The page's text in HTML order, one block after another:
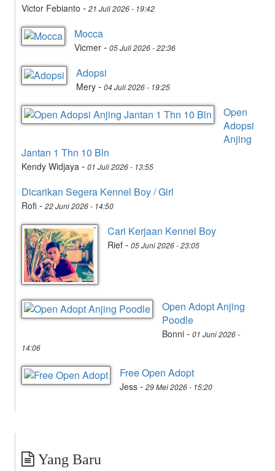
Victor Febianto - 21 Juli 2026 - 19:42
Mocca
Vicmer - 05 Juli 2026 - 22:36
Adopsi
Mery - 04 Juli 2026 - 19:25
Open
Adopsi
Anjing
Jantan 1 Thn 10 Bln
Kendy Widjaya - 01 Juli 2026 - 13:55
Dicarikan Segera Kennel Boy / Girl
Rofi - 22 Juni 2026 - 14:50
Cari Kerjaan Kennel Boy
Rief - 05 Juni 2026 - 23:05
Open Adopt Anjing
Poodle
Bonni - 01 Juni 2026 -
14:06
Free Open Adopt
Jess - 29 Mei 2026 - 15:20
Yang Baru